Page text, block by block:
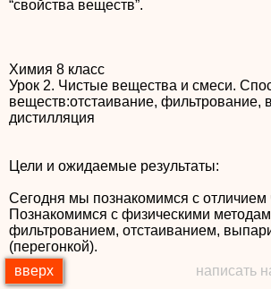
Химия 8 класс
Урок 2. Чистые вещества и смеси.
веществ:отстаивание, фильтрование,
дистилляция
Цели и ожидаемые результаты:
Сегодня мы познакомимся с отличием
Познакомимся с физическими
фильтрованием, отстаиванием,
(перегонкой).
написать
вверх